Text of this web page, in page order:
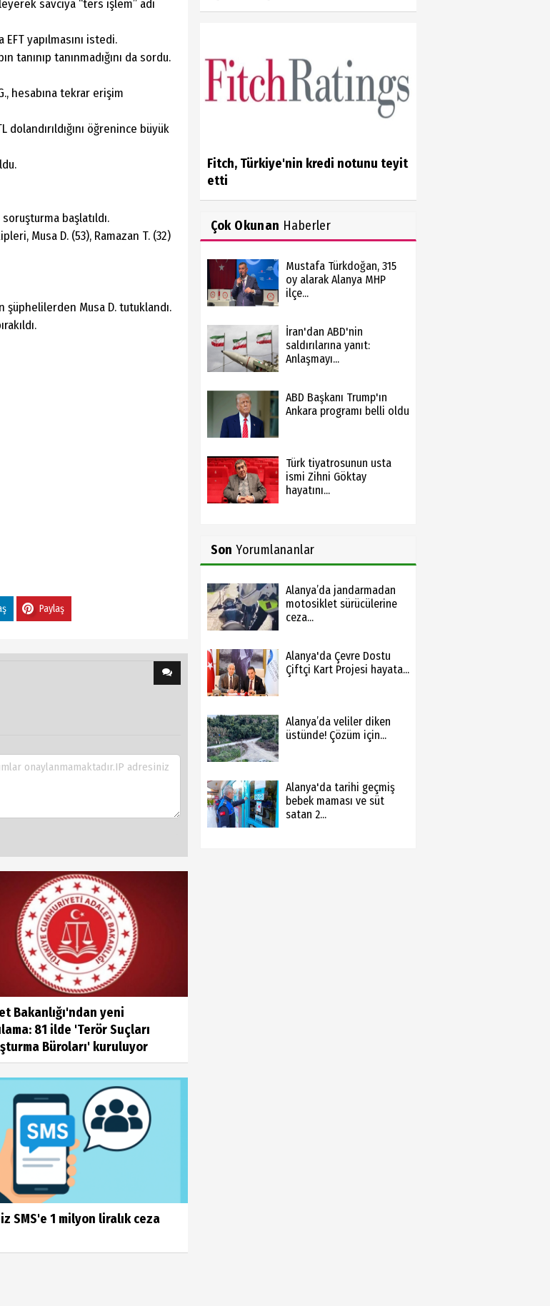
savcıya “ters işlem” adı
yapılmasını istedi.
tanınmadığını da sordu.
hesabına tekrar erişim
öğrenince büyük
başlatıldı.
Musa D. (53), Ramazan T. (32)
Musa D. tutuklandı.
Paylaş
Bakanlığı'ndan yeni
81 ilde 'Terör Suçları
Büroları' kuruluyor
SMS'e 1 milyon liralık ceza
Fitch, Türkiye'nin kredi notunu teyit
etti
Çok Okunan Haberler
Mustafa Türkdoğan, 315
oy alarak Alanya MHP
ilçe...
İran'dan ABD'nin
saldırılarına yanıt:
Anlaşmayı...
ABD Başkanı Trump'ın
Ankara programı belli oldu
Türk tiyatrosunun usta
ismi Zihni Göktay
hayatını...
Son Yorumlananlar
Alanya’da jandarmadan
motosiklet sürücülerine
ceza...
Alanya'da Çevre Dostu
Çiftçi Kart Projesi hayata...
Alanya’da veliler diken
üstünde! Çözüm için...
Alanya'da tarihi geçmiş
bebek maması ve süt
satan 2...